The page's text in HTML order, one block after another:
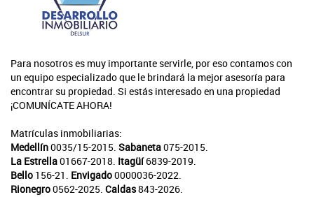
Para nosotros es muy importante servirle, por eso contamos con
un equipo especializado que le brindará la mejor asesoría para
encontrar su propiedad. Si estás interesado en una propiedad
¡COMUNÍCATE AHORA!
Matrículas inmobiliarias:
Medellín0035/15-2015. Sabaneta075-2015.
La Estrella01667-2018. Itagüí6839-2019.
Bello 156-21. Envigado0000036-2022.
Rionegro0562-2025. Caldas843-2026.